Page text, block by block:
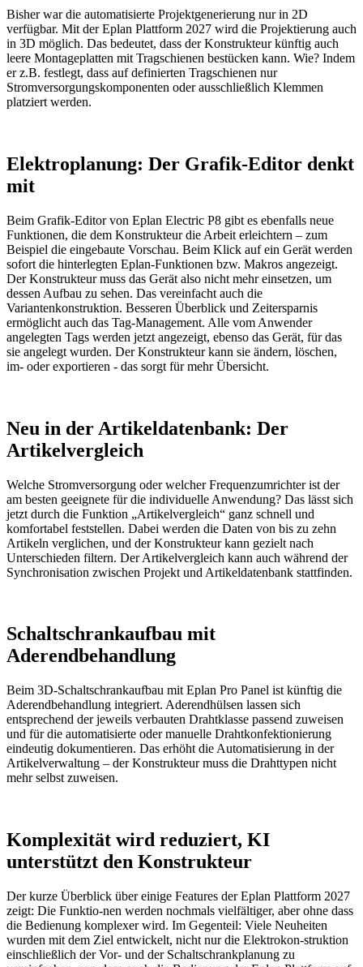
Bisher war die automatisierte Projektgenerierung nur in 2D
verfügbar. Mit der Eplan Plattform 2027 wird die Projektierung auch
in 3D möglich. Das bedeutet, dass der Konstrukteur künftig auch
leere Montageplatten mit Tragschienen bestücken kann. Wie? Indem
er z.B. festlegt, dass auf definierten Tragschienen nur
Stromversorgungskomponenten oder ausschließlich Klemmen
platziert werden.
Elektroplanung: Der Grafik-Editor denkt
mit
Beim Grafik-Editor von Eplan Electric P8 gibt es ebenfalls neue
Funktionen, die dem Konstrukteur die Arbeit erleichtern – zum
Beispiel die eingebaute Vorschau. Beim Klick auf ein Gerät werden
sofort die hinterlegten Eplan-Funktionen bzw. Makros angezeigt.
Der Konstrukteur muss das Gerät also nicht mehr einsetzen, um
dessen Aufbau zu sehen. Das vereinfacht auch die
Variantenkonstruktion. Besseren Überblick und Zeitersparnis
ermöglicht auch das Tag-Management. Alle vom Anwender
angelegten Tags werden jetzt angezeigt, ebenso das Gerät, für das
sie angelegt wurden. Der Konstrukteur kann sie ändern, löschen,
im- oder exportieren - das sorgt für mehr Übersicht.
Neu in der Artikeldatenbank: Der
Artikelvergleich
Welche Stromversorgung oder welcher Frequenzumrichter ist der
am besten geeignete für die individuelle Anwendung? Das lässt sich
jetzt durch die Funktion „Artikelvergleich“ ganz schnell und
komfortabel feststellen. Dabei werden die Daten von bis zu zehn
Artikeln verglichen, und der Konstrukteur kann gezielt nach
Unterschieden filtern. Der Artikelvergleich kann auch während der
Synchronisation zwischen Projekt und Artikeldatenbank stattfinden.
Schaltschrankaufbau mit
Aderendbehandlung
Beim 3D-Schaltschrankaufbau mit Eplan Pro Panel ist künftig die
Aderendbehandlung integriert. Aderendhülsen lassen sich
entsprechend der jeweils verbauten Drahtklasse passend zuweisen
und für die automatisierte oder manuelle Drahtkonfektionierung
eindeutig dokumentieren. Das erhöht die Automatisierung in der
Artikelverwaltung – der Konstrukteur muss die Drahttypen nicht
mehr selbst zuweisen.
Komplexität wird reduziert, KI
unterstützt den Konstrukteur
Der kurze Überblick über einige Features der Eplan Plattform 2027
zeigt: Die Funktio-nen werden nochmals vielfältiger, aber ohne dass
die Bedienung komplexer wird. Im Gegenteil: Viele Neuheiten
wurden mit dem Ziel entwickelt, nicht nur die Elektrokon-struktion
einschließlich der Vor- und der Schaltschrankplanung zu